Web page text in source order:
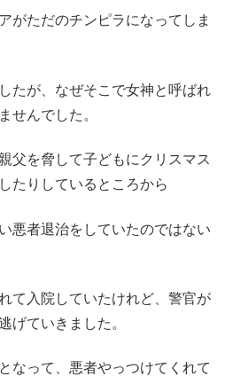
がただのチンピラになってしま
たが、なぜそこで女神と呼ばれ
せんでした。
父を脅して子どもにクリスマス
たりしているところから
悪者退治をしていたのではない
て入院していたけれど、警官が
げていきました。
なって、悪者やっつけてくれて